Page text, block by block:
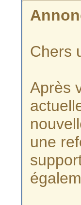
Chers
Après
une